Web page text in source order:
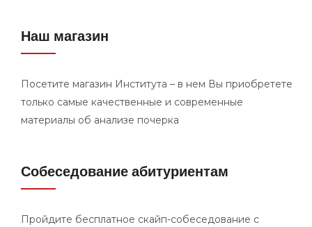
Наш магазин
Посетите магазин Института – в нем Вы приобретете
только самые качественные и современные
материалы об анализе почерка
Собеседование абитуриентам
Пройдите бесплатное скайп-собеседование с